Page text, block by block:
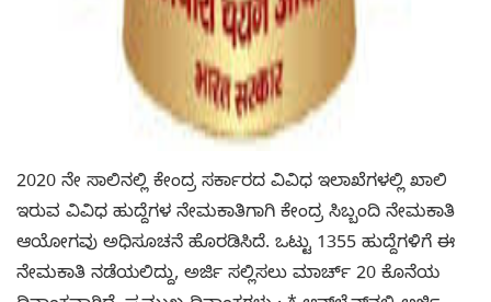
2020 ನೇ ಸಾಲಿನಲ್ಲಿ ಕೇಂದ್ರ ಸರ್ಕಾರದ ವಿವಿಧ ಇಲಾಖೆಗಳಲ್ಲಿ ಖಾಲಿ
ಇರುವ ವಿವಿಧ ಹುದ್ದೆಗಳ ನೇಮಕಾತಿಗಾಗಿ ಕೇಂದ್ರ ಸಿಬ್ಬಂದಿ ನೇಮಕಾತಿ
ಆಯೋಗವು ಅಧಿಸೂಚನೆ ಹೊರಡಿಸಿದೆ. ಒಟ್ಟು 1355 ಹುದ್ದೆಗಳಿಗೆ ಈ
ನೇಮಕಾತಿ ನಡೆಯಲಿದ್ದು, ಅರ್ಜಿ ಸಲ್ಲಿಸಲು ಮಾರ್ಚ್ 20 ಕೊನೆಯ